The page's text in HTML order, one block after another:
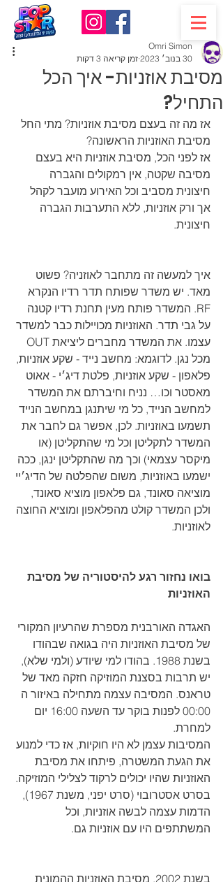
מסיבת אוזניות- איך הכל
התחיל?
Omri Simon
30 בנוב׳ 2023
זמן קריאה 3 דקות
אז מה זה בעצם מסיבת אוזניות? מתי החל
מסיבת האוזניות הראשונה?
אז לפני הכל, מסיבת אוזניות היא בעצם
מסיבה שקטה, אין רמקולים והגברה
חיצונית מסביב וכל האירוע מועבר לקהל
אך ורק אוזניות, ללא התערבות הגברה
חיצונית.
איך למעשה זה מתחבר לאוזניה? פשוט
מאד. יש משדר שפותח תדר רדיו הנקרא
RF. המשדר פותח מעין תחנת רדיו קטנה
על גבי תדר. האוזניות מכויילות כבר למשדר
מכל נגן. לדוגמא: מחשב נייד - שקע אוזניות,
פלאפון - שקע אוזניות, פלטת דיג׳י - אאוט
מאסטר וכו… נניח וחיברתם את המשדר
למחשב הנייד, כל מי שיתנגן במחשב הנייד
תשמעו באוזניות. לכן, אפשר גם לחבר את
המשדר לתקליטן וכל מי שהתקליטן (או
מיקסר עצמאי) וכך מה שהתקליטן ינגן, ככה
ישמעו באוזניות, משום שהפלטה של הדיג׳יי
מוציאה סאונד, גם פלאפון מוציא סאונד,
ולכן המשדר קולט מהפלאפון ומוציא החוצה
לאוזניות.
בואו נחזור רגע להיסטוריה של מסיבת
האוזניות
האגדה האורבנית מספרת שהרעיון המקורי
של מסיבת האוזניות היה בגואה שבהודו
בשנת 1988. בהודו למי שיודע (ולמי שלא),
יש תרבות בסצנת המוזיקה חזקה מאד של
טראנס. המסיבה עצמה מתחילה באיזור ה
00:00 לפנות בוקר עד השעה 16:00 יום
למחרת.
המסיבות עצמן לא היו חוקיות, אז כדי למנוע
את הגעת המשטרה, פיתחו את מסיבת
האוזניות שהיו יכולים לרקוד לצלילי המוזיקה.
בסרט אסטרובוי (סרט יפני, משנת 1967),
הדמות עצמה לבשה אוזניות, וכל
המשתתפים היו עם אוזניות גם.
בשנת 2002, מסיבת האוזניות ההמונית